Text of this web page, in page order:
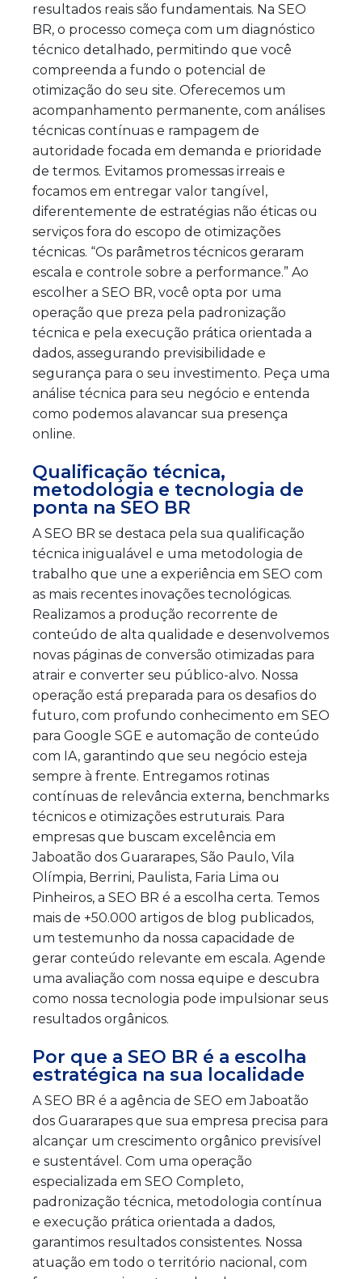
resultados reais são fundamentais. Na SEO
BR, o processo começa com um diagnóstico
técnico detalhado, permitindo que você
compreenda a fundo o potencial de
otimização do seu site. Oferecemos um
acompanhamento permanente, com análises
técnicas contínuas e rampagem de
autoridade focada em demanda e prioridade
de termos. Evitamos promessas irreais e
focamos em entregar valor tangível,
diferentemente de estratégias não éticas ou
serviços fora do escopo de otimizações
técnicas. “Os parâmetros técnicos geraram
escala e controle sobre a performance.” Ao
escolher a SEO BR, você opta por uma
operação que preza pela padronização
técnica e pela execução prática orientada a
dados, assegurando previsibilidade e
segurança para o seu investimento. Peça uma
análise técnica para seu negócio e entenda
como podemos alavancar sua presença
online.
Qualificação técnica,
metodologia e tecnologia de
ponta na SEO BR
A SEO BR se destaca pela sua qualificação
técnica inigualável e uma metodologia de
trabalho que une a experiência em SEO com
as mais recentes inovações tecnológicas.
Realizamos a produção recorrente de
conteúdo de alta qualidade e desenvolvemos
novas páginas de conversão otimizadas para
atrair e converter seu público-alvo. Nossa
operação está preparada para os desafios do
futuro, com profundo conhecimento em SEO
para Google SGE e automação de conteúdo
com IA, garantindo que seu negócio esteja
sempre à frente. Entregamos rotinas
contínuas de relevância externa, benchmarks
técnicos e otimizações estruturais. Para
empresas que buscam excelência em
Jaboatão dos Guararapes, São Paulo, Vila
Olímpia, Berrini, Paulista, Faria Lima ou
Pinheiros, a SEO BR é a escolha certa. Temos
mais de +50.000 artigos de blog publicados,
um testemunho da nossa capacidade de
gerar conteúdo relevante em escala. Agende
uma avaliação com nossa equipe e descubra
como nossa tecnologia pode impulsionar seus
resultados orgânicos.
Por que a SEO BR é a escolha
estratégica na sua localidade
A SEO BR é a agência de SEO em Jaboatão
dos Guararapes que sua empresa precisa para
alcançar um crescimento orgânico previsível
e sustentável. Com uma operação
especializada em SEO Completo,
padronização técnica, metodologia contínua
e execução prática orientada a dados,
garantimos resultados consistentes. Nossa
atuação em todo o território nacional, com